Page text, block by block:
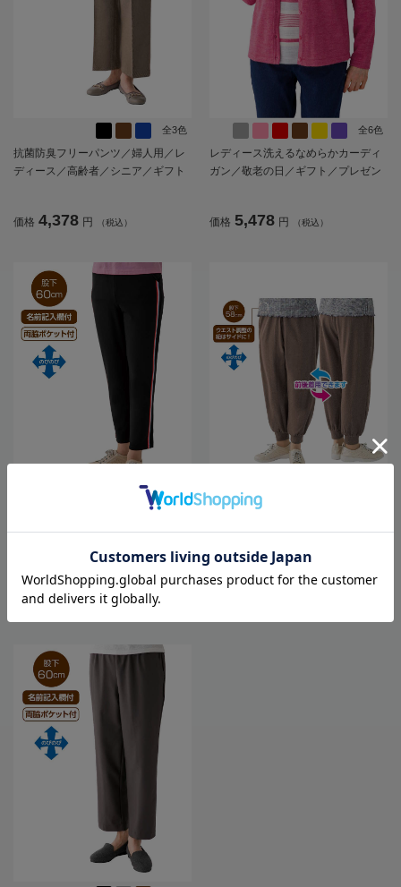
全3色
抗菌防臭フリーパンツ／婦人用／レ
ディース／高齢者／シニア／ギフト
価格 4,378 円 （税込）
全6色
レディース洗えるなめらかカーディ
ガン／敬老の日／ギフト／プレゼン
価格 5,478 円 （税込）
レディースカットライン入りパンツ
／敬老の日／ギフト／プレゼント
価格 3,278 円 （税込）
レディースまえむきホッピングパン
ツ／敬老の日／ギフト／プレゼント